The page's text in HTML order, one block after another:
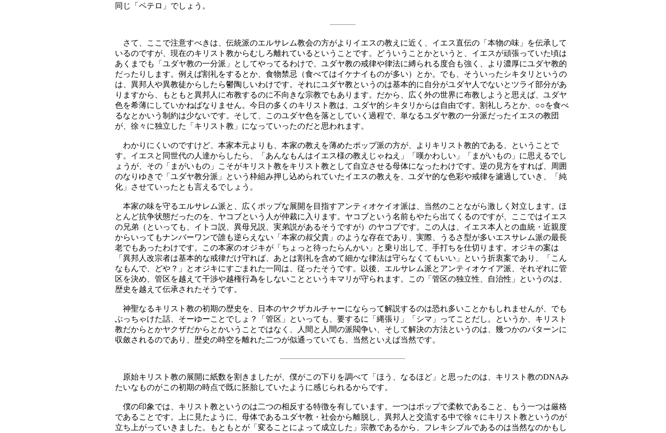
同じ「ペテロ」でしょう。
さて、ここで注意すべきは、伝統派のエルサレム教会の方がよりイエスの教えに近く、イエス直伝の「本物の味」を伝承して
いるのですが、現在のキリスト教からむしろ離れているということです。どういうことかというと、イエスが頑張っていた頃は
あくまでも「ユダヤ教の一分派」としてやってるわけで、ユダヤ教の戒律や律法に縛られる度合も強く、より濃厚にユダヤ教的
だったりします。例えば割礼をするとか、食物禁忌（食べてはイケナイものが多い）とか。でも、そういったシキタリというの
は、異邦人や異教徒からしたら鬱陶しいわけです。それにユダヤ教というのは基本的に自分がユダヤ人でないとツライ部分があ
りますから、もともと異邦人に布教するのに不向きな宗教でもあります。だから、広く外の世界に布教しようと思えば、ユダヤ
色を希薄にしていかねばなりません。今日の多くのキリスト教は、ユダヤ的シキタリからは自由です。割礼しろとか、○○を食べ
るなとかいう制約は少ないです。そして、このユダヤ色を落としていく過程で、単なるユダヤ教の一分派だったイエスの教団
が、徐々に独立した「キリスト教」になっていったのだと思われます。
わかりにくいのですけど、本家本元よりも、本家の教えを薄めたポップ派の方が、よりキリスト教的である、ということで
す。イエスと同世代の人達からしたら、「あんなもんはイエス様の教えじゃねえ」「嘆かわしい」「まがいもの」に思えるでし
ょうが、その「まがいもの」こそがキリスト教をキリスト教として自立させる母体になったわけです。逆の見方をすれば、周囲
のなりゆきで「ユダヤ教分派」という枠組み押し込められていたイエスの教えを、ユダヤ的な色彩や戒律を濾過していき、「純
化」させていったとも言えるでしょう。
本家の味を守るエルサレム派と、広くポップな展開を目指すアンティオケイオ派は、当然のことながら激しく対立します。ほ
とんど抗争状態だったのを、ヤコブという人が仲裁に入ります。ヤコブという名前もやたら出てくるのですが、ここではイエス
の兄弟（といっても、イトコ説、異母兄説、実弟説があるそうですが）のヤコブです。この人は、イエス本人との血統・近親度
からいってもナンバーワンで誰も逆らえない「本家の叔父貴」のような存在であり、実際、うるさ型が多いエスサレム派の最長
老でもあったわけです。この本家のオジキが「ちょっと待ったらんかい」と乗り出して、手打ちを仕切ります。オジキの案は
「異邦人改宗者は基本的な戒律だけ守れば、あとは割礼を含めて細かな律法は守らなくてもいい」という折衷案であり、「こん
なもんで、どや？」とオジキにすごまれた一同は、従ったそうです。以後、エルサレム派とアンティオケイア派、それぞれに管
区を決め、管区を越えて干渉や越権行為をしないことというキマリが守られます。この「管区の独立性、自治性」というのは、
歴史を越えて伝承されたそうです。
神聖なるキリスト教の初期の歴史を、日本のヤクザカルチャーにならって解説するのは恐れ多いことかもしれませんが、でも
ぶっちゃけた話、そーゆーことでしょ？「管区」といっても、要するに「縄張り」「シマ」ってことだし。というか、キリスト
教だからとかヤクザだからとかいうことではなく、人間と人間の派閥争い、そして解決の方法というのは、幾つかのパターンに
収斂されるのであり、歴史の時空を離れた二つが似通っていても、当然といえば当然です。
原始キリスト教の展開に紙数を割きましたが、僕がこの下りを調べて「ほう、なるほど」と思ったのは、キリスト教のDNAみ
たいなものがこの初期の時点で既に胚胎していたように感じられるからです。
僕の印象では、キリスト教というのは二つの相反する特徴を有しています。一つはポップで柔軟であること、もう一つは厳格
であることです。上に見たように、母体であるユダヤ教・社会から離脱し、異邦人と交流する中で徐々にキリスト教というのが
立ち上がっていきました。もともとが「変ることによって成立した」宗教であるから、フレキシブルであるのは当然なのかもし